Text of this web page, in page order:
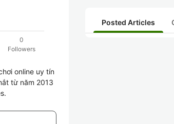
0
Followers
online uy tín
từ năm 2013
Posted Articles